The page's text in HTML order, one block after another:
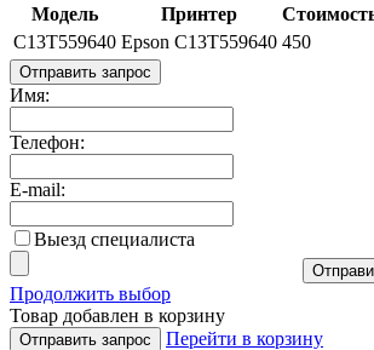
Модель
Принтер
C13T559640 Epson C13T559640 450
Отправить запрос
Имя:
Телефон:
E-mail:
Выезд специалиста
Продолжить выбор
Товар добавлен в корзину
Отправить запрос
Перейти в корзину